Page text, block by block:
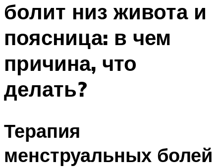
болит низ живота и
поясница: в чем
причина, что
делать?
Терапия
менструальных болей